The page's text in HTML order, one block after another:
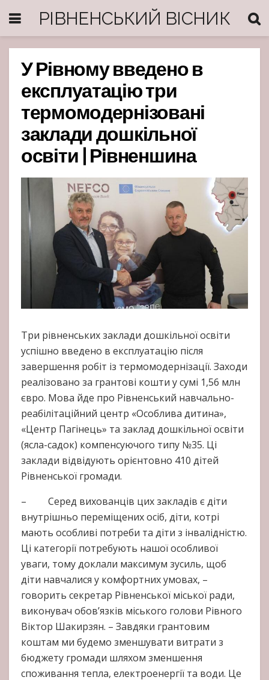
РІВНЕНСЬКИЙ ВІСНИК
У Рівному введено в
експлуатацію три
термомодернізовані
заклади дошкільної
освіти | Рівненшина
Три рівненських заклади дошкільної освіти
успішно введено в експлуатацію після
завершення робіт із термомодернізації. Заходи
реалізовано за грантові кошти у сумі 1,56 млн
євро. Мова йде про Рівненський навчально-
реабілітаційний центр «Особлива дитина»,
«Центр Пагінець» та заклад дошкільної освіти
(ясла-садок) компенсуючого типу №35. Ці
заклади відвідують орієнтовно 410 дітей
Рівненської громади.
– Серед вихованців цих закладів є діти
внутрішньо переміщених осіб, діти, котрі
мають особливі потреби та діти з інвалідністю.
Ці категорії потребують нашої особливої
уваги, тому доклали максимум зусиль, щоб
діти навчалися у комфортних умовах, –
говорить секретар Рівненської міської ради,
виконувач обов’язків міського голови Рівного
Віктор Шакирзян. – Завдяки грантовим
коштам ми будемо зменшувати витрати з
бюджету громади шляхом зменшення
споживання тепла, електроенергії та води. Це